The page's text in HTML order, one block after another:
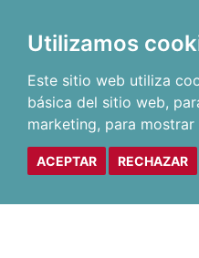
Utilizamos
Este sitio web utiliza
básica del sitio web,
marketing, para mostrar
ACEPTAR RECHAZAR